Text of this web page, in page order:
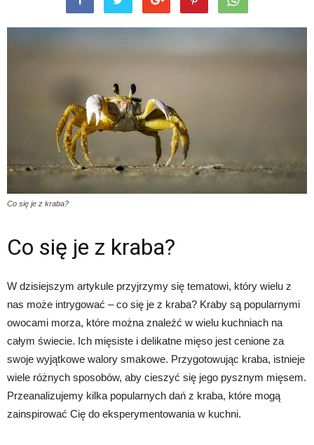
Co się je z kraba?
Co się je z kraba?
W dzisiejszym artykule przyjrzymy się tematowi, który wielu z
nas może intrygować – co się je z kraba? Kraby są popularnymi
owocami morza, które można znaleźć w wielu kuchniach na
całym świecie. Ich mięsiste i delikatne mięso jest cenione za
swoje wyjątkowe walory smakowe. Przygotowując kraba, istnieje
wiele różnych sposobów, aby cieszyć się jego pysznym mięsem.
Przeanalizujemy kilka popularnych dań z kraba, które mogą
zainspirować Cię do eksperymentowania w kuchni.